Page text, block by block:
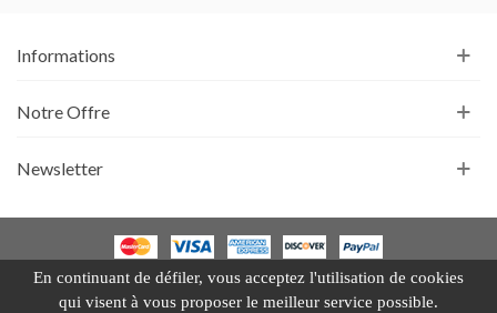
Informations
Notre Offre
Newsletter
Un site e-commercePrestaShopparITIS Commerce
En continuant de défiler, vous acceptez l'utilisation de cookies
qui visent à vous proposer le meilleur service possible.